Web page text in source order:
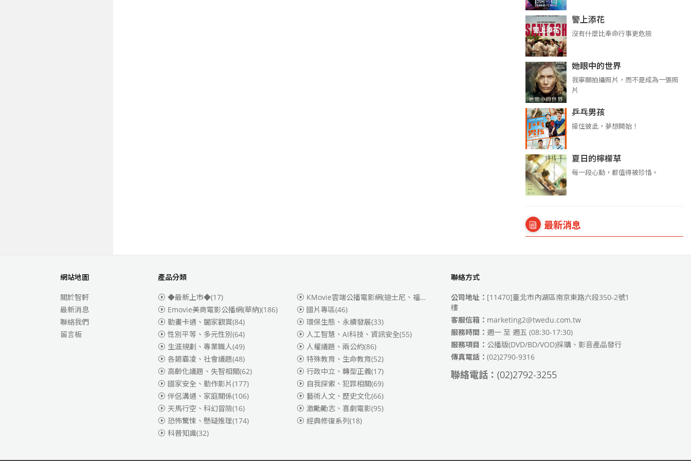
警上添花
沒有什麼比奉命行事更危險
她眼中的世界
我寧願拍攝照片，而不是成為一張照
片
乒乓男孩
接住彼此，夢想開始！
夏日的檸檬草
每一段心動，都值得被珍惜。
最新消息
網站地圖
關於智軒
最新消息
聯絡我們
留言板
產品分類
◆最新上市◆(17) KMovie雲端公播電影網(迪士尼、福斯、索尼)
(349)
Emovie美商電影公播網(華納)(186) 國片專區(46)
動畫卡通、闔家觀賞(84) 環保生態、永續發展(33)
性別平等、多元性別(64) 人工智慧、AI科技、資訊安全(55)
生涯規劃、專業職人(49) 人權議題、兩公約(86)
各類霸凌、社會議題(48) 特殊教育、生命教育(52)
高齡化議題、失智相關(62) 行政中立、轉型正義(17)
國家安全、動作影片(177) 自我探索、犯罪相關(69)
伴侶溝通、家庭關係(106) 藝術人文、歷史文化(66)
天馬行空、科幻冒險(16) 激勵勵志、喜劇電影(95)
恐怖驚悚、懸疑推理(174) 經典修復系列(18)
科普知識(32)
聯絡方式
公司地址： [11470]臺北市內湖區南京東路六段350-2號1
樓
客服信箱： marketing2@twedu.com.tw
服務時間： 週一 至 週五 (08:30-17:30)
服務項目： 公播版(DVD/BD/VOD)採購、影音產品發行
傳真電話： (02)2790-9316
聯絡電話： (02)2792-3255